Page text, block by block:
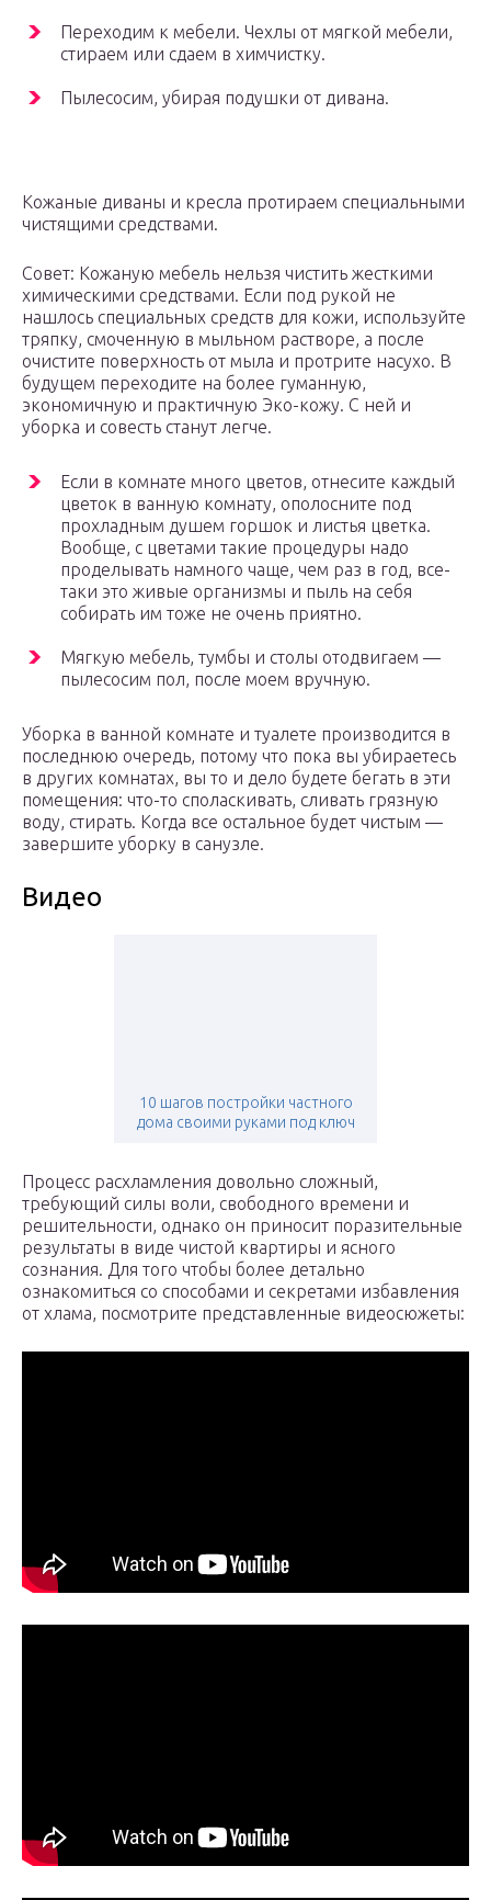
Переходим к мебели. Чехлы от мягкой мебели,
стираем или сдаем в химчистку.
Пылесосим, убирая подушки от дивана.
Кожаные диваны и кресла протираем специальными
чистящими средствами.
Совет: Кожаную мебель нельзя чистить жесткими
химическими средствами. Если под рукой не
нашлось специальных средств для кожи, используйте
тряпку, смоченную в мыльном растворе, а после
очистите поверхность от мыла и протрите насухо. В
будущем переходите на более гуманную,
экономичную и практичную Эко-кожу. С ней и
уборка и совесть станут легче.
Если в комнате много цветов, отнесите каждый
цветок в ванную комнату, ополосните под
прохладным душем горшок и листья цветка.
Вообще, с цветами такие процедуры надо
проделывать намного чаще, чем раз в год, все-
таки это живые организмы и пыль на себя
собирать им тоже не очень приятно.
Мягкую мебель, тумбы и столы отодвигаем —
пылесосим пол, после моем вручную.
Уборка в ванной комнате и туалете производится в
последнюю очередь, потому что пока вы убираетесь
в других комнатах, вы то и дело будете бегать в эти
помещения: что-то споласкивать, сливать грязную
воду, стирать. Когда все остальное будет чистым —
завершите уборку в санузле.
Видео
10 шагов постройки частного
дома своими руками под ключ
Процесс расхламления довольно сложный,
требующий силы воли, свободного времени и
решительности, однако он приносит поразительные
результаты в виде чистой квартиры и ясного
сознания. Для того чтобы более детально
ознакомиться со способами и секретами избавления
от хлама, посмотрите представленные видеосюжеты: